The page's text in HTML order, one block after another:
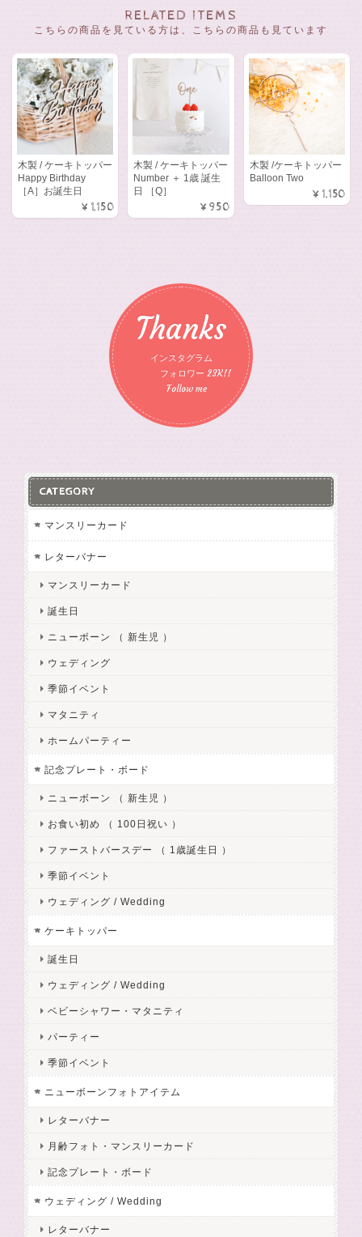
RELATED ITEMS
こちらの商品を見ている方は、こちらの商品も見ています
木製 / ケーキトッパー
Happy Birthday
［A］お誕生日
¥1,150
木製 / ケーキトッパー
Number ＋ 1歳 誕生
日 ［Q］
¥950
木製 /ケーキトッパー
Balloon Two
¥1,150
Thanks
インスタグラム
フォロワー 23K!!
Follow me
CATEGORY
マンスリーカード
レターバナー
マンスリーカード
誕生日
ニューボーン （ 新生児 ）
ウェディング
季節イベント
マタニティ
ホームパーティー
記念プレート・ボード
ニューボーン （ 新生児 ）
お食い初め （ 100日祝い ）
ファーストバースデー （ 1歳誕生日 ）
季節イベント
ウェディング / Wedding
ケーキトッパー
誕生日
ウェディング / Wedding
ベビーシャワー・マタニティ
パーティー
季節イベント
ニューボーンフォトアイテム
レターバナー
月齢フォト・マンスリーカード
記念プレート・ボード
ウェディング / Wedding
レターバナー